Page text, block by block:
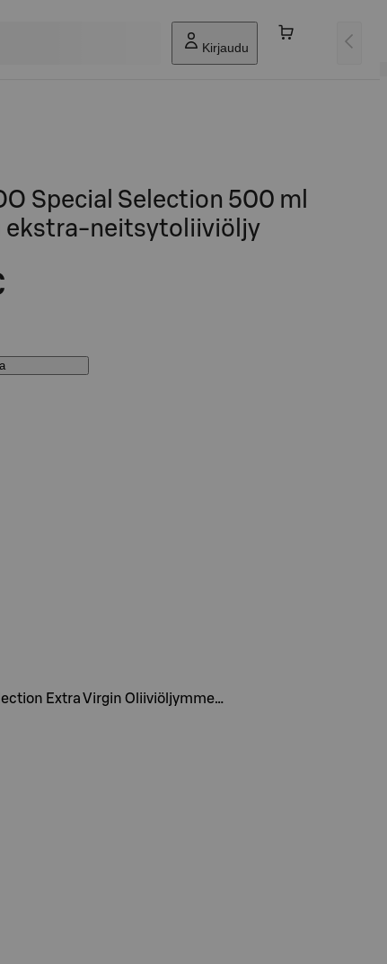
Kirjaudu
Special Selection 500 ml
ekstra-neitsytoliiviöljy
Extra Virgin Oliiviöljymme…